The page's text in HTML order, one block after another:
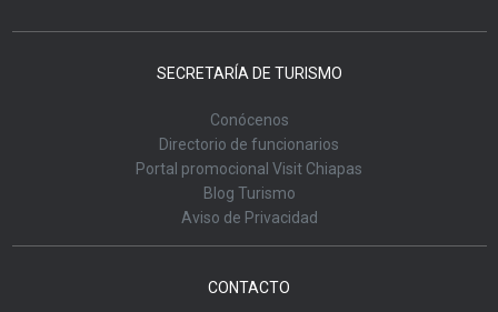
SECRETARÍA DE TURISMO
Conócenos
Directorio de funcionarios
Portal promocional Visit Chiapas
Blog Turismo
Aviso de Privacidad
CONTACTO